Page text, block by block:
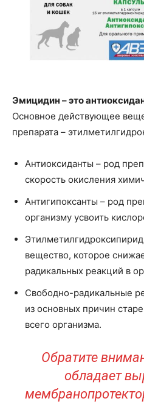
Эмицидин – это
Основное действующее
препарата –
Антиоксиданты – род
скорость окисления
Антигипоксанты – род
организму усвоить
вещество, которое
радикальных реакций в
Свободно-радикальные
из основных причин
всего организма.
Обратите
обладает